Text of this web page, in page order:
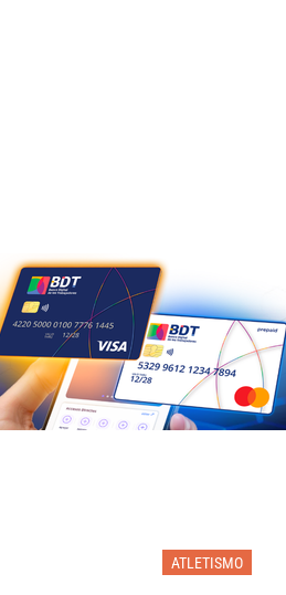
ATLETISMO